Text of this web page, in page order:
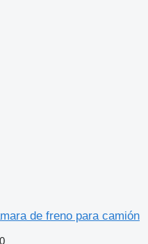
de freno para camión